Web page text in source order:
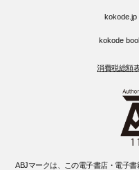
kokode.jp
kokode
消費税総額
ABJマークは、この電子書店・電子